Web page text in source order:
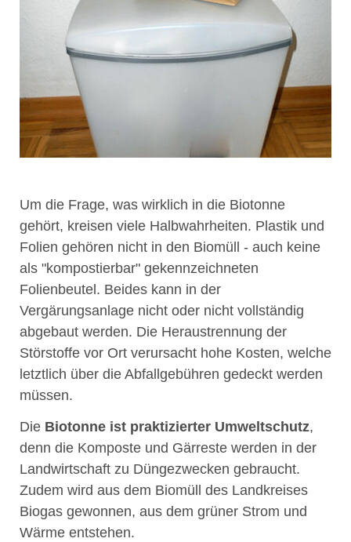
Um die Frage, was wirklich in die Biotonne
gehört, kreisen viele Halbwahrheiten. Plastik und
Folien gehören nicht in den Biomüll - auch keine
als "kompostierbar" gekennzeichneten
Folienbeutel. Beides kann in der
Vergärungsanlage nicht oder nicht vollständig
abgebaut werden. Die Heraustrennung der
Störstoffe vor Ort verursacht hohe Kosten, welche
letztlich über die Abfallgebühren gedeckt werden
müssen.
Die Biotonne ist praktizierter Umweltschutz,
denn die Komposte und Gärreste werden in der
Landwirtschaft zu Düngezwecken gebraucht.
Zudem wird aus dem Biomüll des Landkreises
Biogas gewonnen, aus dem grüner Strom und
Wärme entstehen.